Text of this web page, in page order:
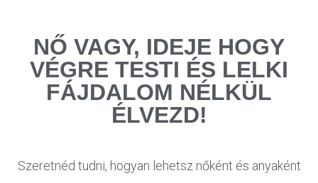
NŐ VAGY, IDEJE HOGY
VÉGRE TESTI ÉS LELKI
FÁJDALOM NÉLKÜL
ÉLVEZD!
Szeretnéd tudni, hogyan lehetsz nőként és anyaként